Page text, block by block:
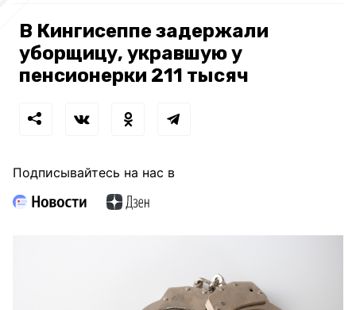
В Кингисеппе задержали
уборщицу, укравшую у
пенсионерки 211 тысяч
Подписывайтесь на нас в